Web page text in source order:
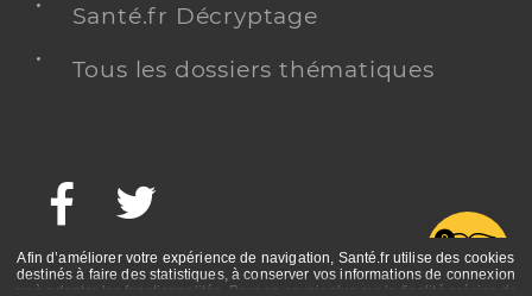
Santé.fr Décryptage
Tous les dossiers thématiques
Facebook
Afin d’améliorer votre expérience de navigation, Santé.fr utilise des cookies
destinés à faire des statistiques, à conserver vos informations de connexion
ou à adapter les fonctionnalités. Pour en savoir plus sur la finalité précise de